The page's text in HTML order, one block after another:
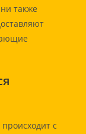
также
с